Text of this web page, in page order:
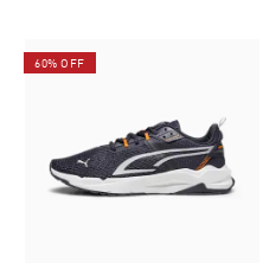
60% OFF